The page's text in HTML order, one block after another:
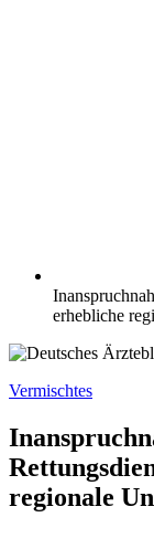
erhebliche
Vermischtes
regionale